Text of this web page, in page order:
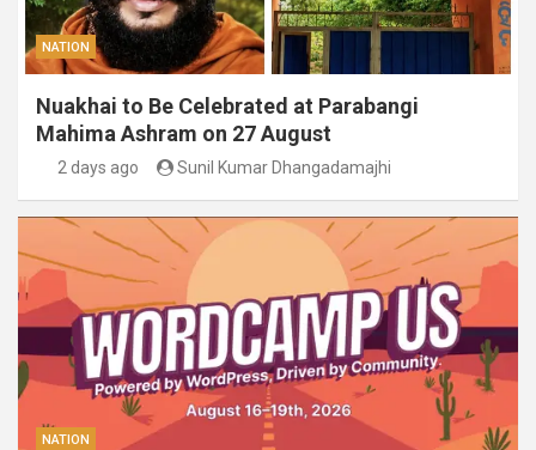
NATION
Nuakhai to Be Celebrated at Parabangi
Mahima Ashram on 27 August
2 days ago Sunil Kumar Dhangadamajhi
NATION